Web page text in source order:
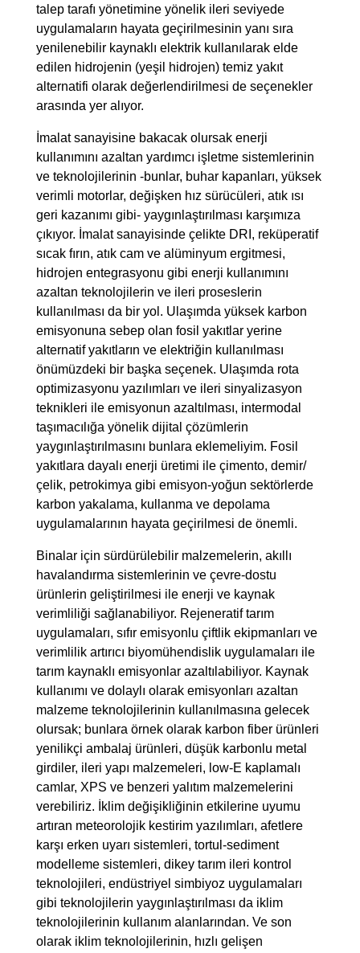
talep tarafı yönetimine yönelik ileri seviyede
uygulamaların hayata geçirilmesinin yanı sıra
yenilenebilir kaynaklı elektrik kullanılarak elde
edilen hidrojenin (yeşil hidrojen) temiz yakıt
alternatifi olarak değerlendirilmesi de seçenekler
arasında yer alıyor.
İmalat sanayisine bakacak olursak enerji
kullanımını azaltan yardımcı işletme sistemlerinin
ve teknolojilerinin -bunlar, buhar kapanları, yüksek
verimli motorlar, değişken hız sürücüleri, atık ısı
geri kazanımı gibi- yaygınlaştırılması karşımıza
çıkıyor. İmalat sanayisinde çelikte DRI, reküperatif
sıcak fırın, atık cam ve alüminyum ergitmesi,
hidrojen entegrasyonu gibi enerji kullanımını
azaltan teknolojilerin ve ileri proseslerin
kullanılması da bir yol. Ulaşımda yüksek karbon
emisyonuna sebep olan fosil yakıtlar yerine
alternatif yakıtların ve elektriğin kullanılması
önümüzdeki bir başka seçenek. Ulaşımda rota
optimizasyonu yazılımları ve ileri sinyalizasyon
teknikleri ile emisyonun azaltılması, intermodal
taşımacılığa yönelik dijital çözümlerin
yaygınlaştırılmasını bunlara eklemeliyim. Fosil
yakıtlara dayalı enerji üretimi ile çimento, demir/
çelik, petrokimya gibi emisyon-yoğun sektörlerde
karbon yakalama, kullanma ve depolama
uygulamalarının hayata geçirilmesi de önemli.
Binalar için sürdürülebilir malzemelerin, akıllı
havalandırma sistemlerinin ve çevre-dostu
ürünlerin geliştirilmesi ile enerji ve kaynak
verimliliği sağlanabiliyor. Rejeneratif tarım
uygulamaları, sıfır emisyonlu çiftlik ekipmanları ve
verimlilik artırıcı biyomühendislik uygulamaları ile
tarım kaynaklı emisyonlar azaltılabiliyor. Kaynak
kullanımı ve dolaylı olarak emisyonları azaltan
malzeme teknolojilerinin kullanılmasına gelecek
olursak; bunlara örnek olarak karbon fiber ürünleri
yenilikçi ambalaj ürünleri, düşük karbonlu metal
girdiler, ileri yapı malzemeleri, low-E kaplamalı
camlar, XPS ve benzeri yalıtım malzemelerini
verebiliriz. İklim değişikliğinin etkilerine uyumu
artıran meteorolojik kestirim yazılımları, afetlere
karşı erken uyarı sistemleri, tortul-sediment
modelleme sistemleri, dikey tarım ileri kontrol
teknolojileri, endüstriyel simbiyoz uygulamaları
gibi teknolojilerin yaygınlaştırılması da iklim
teknolojilerinin kullanım alanlarından. Ve son
olarak iklim teknolojilerinin, hızlı gelişen